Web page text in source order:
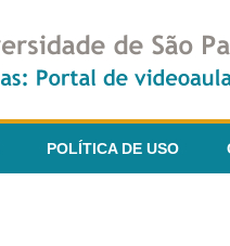
POLÍTICA DE USO